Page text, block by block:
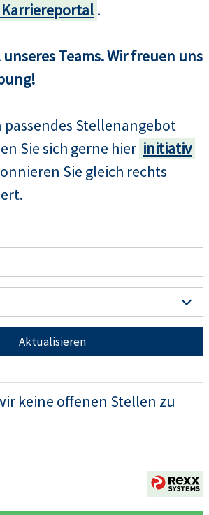
.
Teams. Wir freuen uns
Stellenangebot
Sie sich gerne hier initiativ
Sie gleich rechts
Aktualisieren
keine offenen Stellen zu